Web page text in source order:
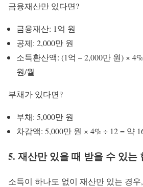
금융재산만 있다면?
금융재산: 1억 원
공제: 2,000만 원
소득환산액: (1억 – 2,000만 원) ×
원/월
부채가 있다면?
부채: 5,000만 원
차감액: 5,000만 원 × 4% ÷ 12 = 약
5. 재산만 있을 때 받을 수 있는
소득이 하나도 없이 재산만 있는 경